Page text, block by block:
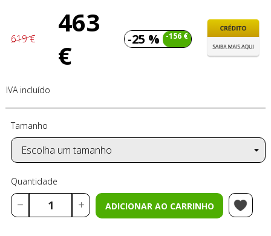
619 €
463
€
-25 % -156 €
IVA incluído
Tamanho
Quantidade
ADICIONAR AO CARRINHO